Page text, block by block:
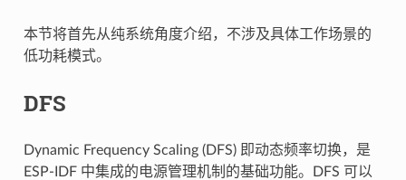
本节将首先从纯系统角度介绍，不涉及具体工作场景的
低功耗模式。
DFS
Dynamic Frequency Scaling (DFS) 即动态频率切换，是
ESP-IDF 中集成的电源管理机制的基础功能。DFS 可以